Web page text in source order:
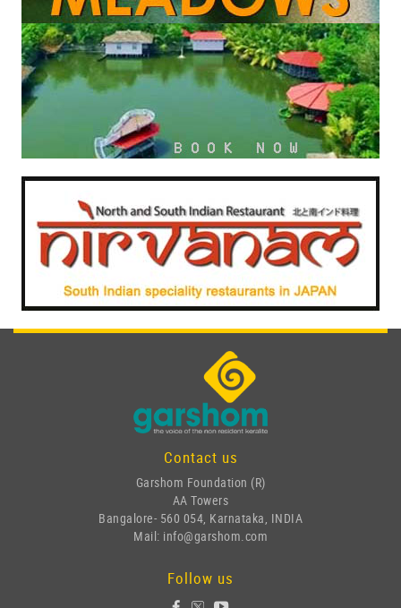
Contact us
Garshom Foundation (R)
AA Towers
Bangalore- 560 054, Karnataka, INDIA
Mail: info@garshom.com
Follow us